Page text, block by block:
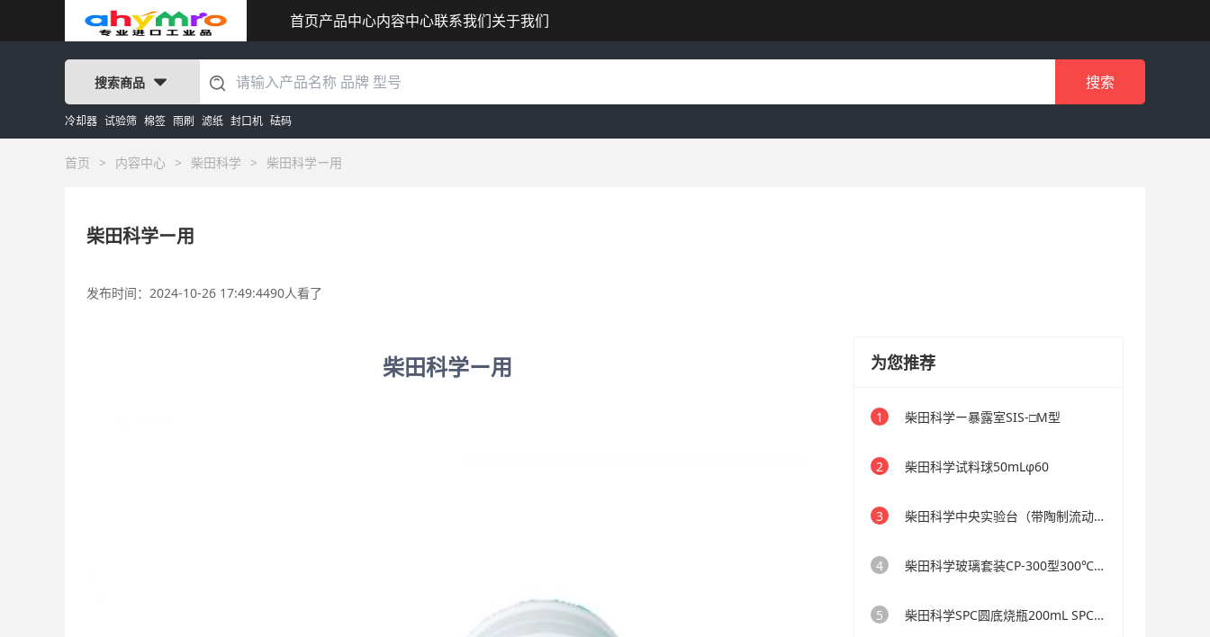
首页产品中心内容中心联系我们关于我们
搜索商品 搜索
冷却器 试验筛 棉签 雨刷 滤纸 封口机 砝码
首页 > 内容中心 > 柴田科学 > 柴田科学ー用
柴田科学ー用
发布时间：2024-10-26 17:49:4490人看了
柴田科学ー用 为您推荐
1 柴田科学ー暴露室SIS-□M型
2 柴田科学试料球50mLφ60
3 柴田科学中央实验台（带陶制流动）CKB-3012型
4 柴田科学玻璃套装CP-300型300℃型用1000mL
5 柴田科学SPC圆底烧瓶200mL SPC-29